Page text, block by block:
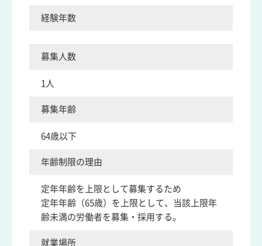
経験年数
募集人数
1人
募集年齢
64歳以下
年齢制限の理由
定年年齢を上限として募集するため
定年年齢（65歳）を上限として、当該上限年
齢未満の労働者を募集・採用する。
就業場所